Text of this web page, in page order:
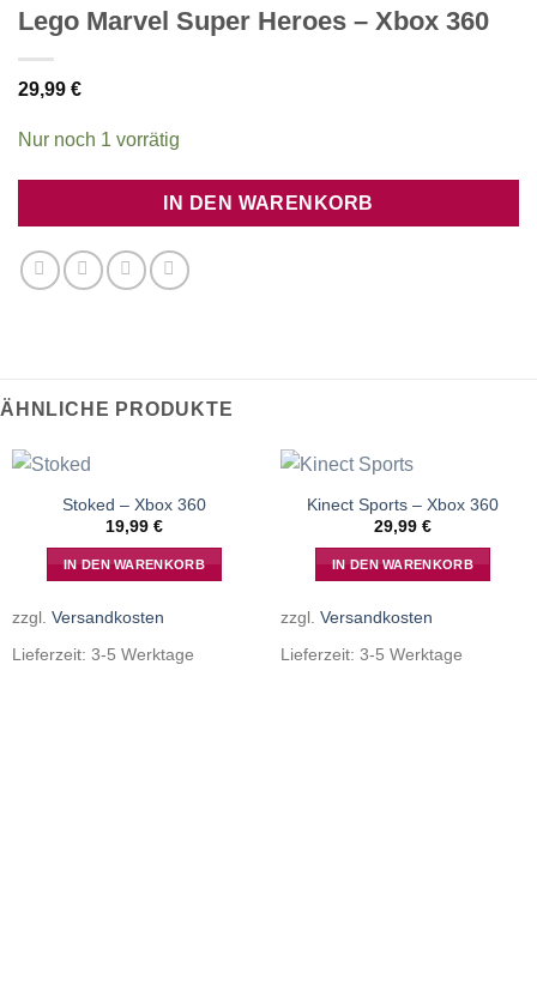
Lego Marvel Super Heroes – Xbox 360
29,99 €
Nur noch 1 vorrätig
IN DEN WARENKORB
ÄHNLICHE PRODUKTE
Stoked – Xbox 360
19,99 €
IN DEN WARENKORB
zzgl. Versandkosten
Lieferzeit: 3-5 Werktage
Kinect Sports – Xbox 360
29,99 €
IN DEN WARENKORB
zzgl. Versandkosten
Lieferzeit: 3-5 Werktage